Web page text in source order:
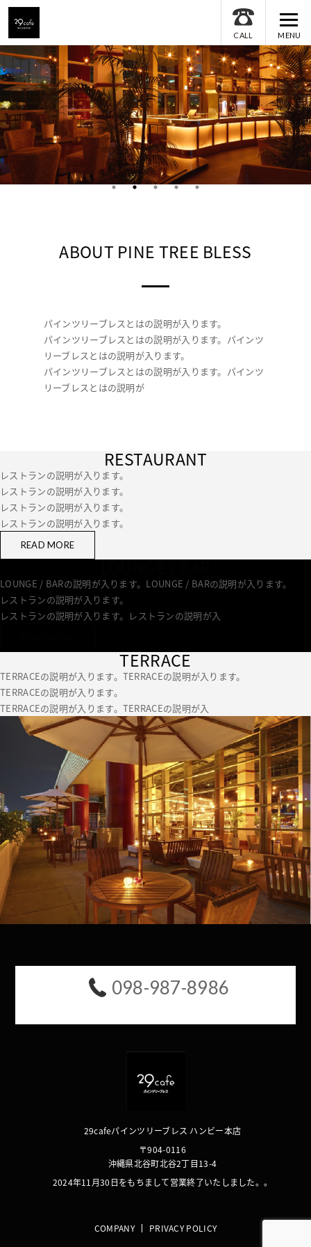
CALL MENU
ABOUT PINE TREE BLESS
パインツリーブレスとはの説明が入ります。
パインツリーブレスとはの説明が入ります。パインツ
リーブレスとはの説明が入ります。
パインツリーブレスとはの説明が入ります。パインツ
リーブレスとはの説明が
RESTAURANT
レストランの説明が入ります。
レストランの説明が入ります。
レストランの説明が入ります。
レストランの説明が入ります。
READ MORE
LOUNGE / BAR
LOUNGE / BARの説明が入ります。LOUNGE / BARの説明が入ります。
レストランの説明が入ります。
レストランの説明が入ります。レストランの説明が入
TERRACE
TERRACEの説明が入ります。TERRACEの説明が入ります。
TERRACEの説明が入ります。
TERRACEの説明が入ります。TERRACEの説明が入
098-987-8986
29cafeパインツリーブレス ハンビー本店
〒904-0116
沖縄県北谷町北谷2丁目13-4
2024年11月30日をもちまして営業終了いたしました。。
COMPANY PRIVACY POLICY